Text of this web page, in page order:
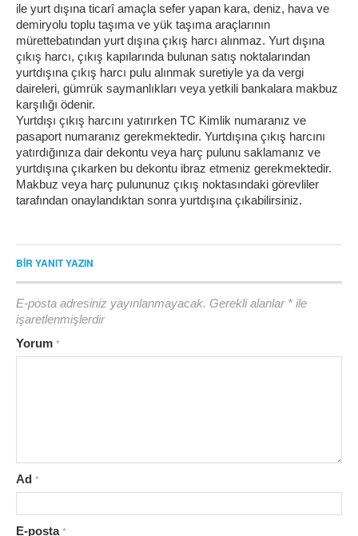
ile yurt dışına ticarî amaçla sefer yapan kara, deniz, hava ve
demiryolu toplu taşıma ve yük taşıma araçlarının
mürettebatından yurt dışına çıkış harcı alınmaz. Yurt dışına
çıkış harcı, çıkış kapılarında bulunan satış noktalarından
yurtdışına çıkış harcı pulu alınmak suretiyle ya da vergi
daireleri, gümrük saymanlıkları veya yetkili bankalara makbuz
karşılığı ödenir.
Yurtdışı çıkış harcını yatırırken TC Kimlik numaranız ve
pasaport numaranız gerekmektedir. Yurtdışına çıkış harcını
yatırdığınıza dair dekontu veya harç pulunu saklamanız ve
yurtdışına çıkarken bu dekontu ibraz etmeniz gerekmektedir.
Makbuz veya harç pulununuz çıkış noktasındaki görevliler
tarafından onaylandıktan sonra yurtdışına çıkabilirsiniz.
BIR YANIT YAZIN
E-posta adresiniz yayınlanmayacak. Gerekli alanlar * ile
işaretlenmişlerdir
Yorum *
Ad *
E-posta *